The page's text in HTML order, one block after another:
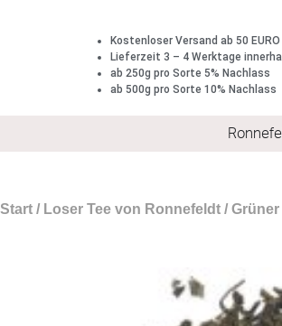
Kostenloser Versand ab 50
Lieferzeit 3 – 4 Werktage
ab 250g pro Sorte 5% Nachlass
ab 500g pro Sorte 10% Nachlass
Start / Loser Tee von Ronnefeldt /